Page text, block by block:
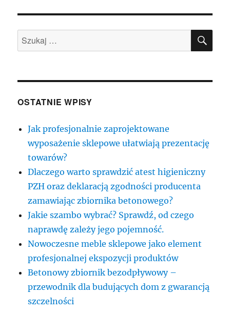
Szukaj:
OSTATNIE WPISY
Jak profesjonalnie zaprojektowane
wyposażenie sklepowe ułatwiają prezentację
towarów?
Dlaczego warto sprawdzić atest higieniczny
PZH oraz deklaracją zgodności producenta
zamawiając zbiornika betonowego?
Jakie szambo wybrać? Sprawdź, od czego
naprawdę zależy jego pojemność.
Nowoczesne meble sklepowe jako element
profesjonalnej ekspozycji produktów
Betonowy zbiornik bezodpływowy –
przewodnik dla budujących dom z gwarancją
szczelności